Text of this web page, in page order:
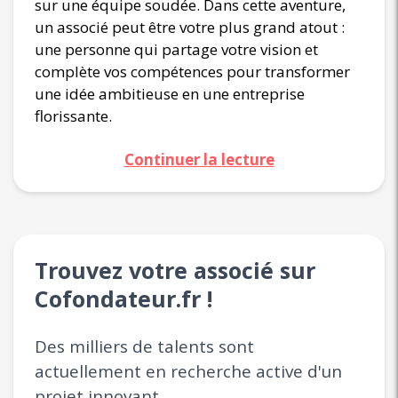
sur une équipe soudée. Dans cette aventure,
un associé peut être votre plus grand atout :
une personne qui partage votre vision et
complète vos compétences pour transformer
une idée ambitieuse en une entreprise
florissante.
Continuer la lecture
Trouvez votre associé sur
Cofondateur.fr !
Des milliers de talents sont
actuellement en recherche active d'un